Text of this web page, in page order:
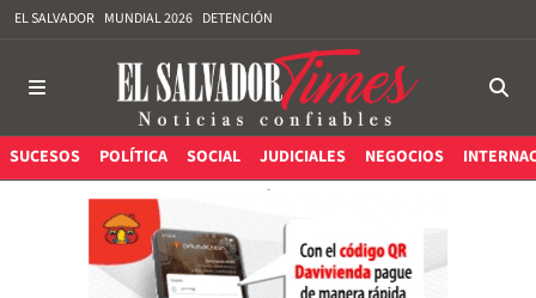
EL SALVADOR MUNDIAL 2026 DETENCIÓN
SUCESOS POLÍTICA SOCIAL JUDICIALES NEGOCIOS